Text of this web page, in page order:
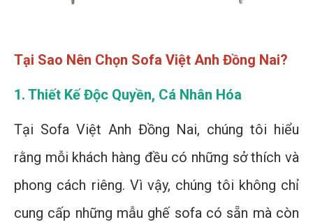
Tại Sao Nên Chọn Sofa Việt Anh Đồng Nai?
1. Thiết Kế Độc Quyền, Cá Nhân Hóa
Tại Sofa Việt Anh Đồng Nai, chúng tôi hiểu
rằng mỗi khách hàng đều có những sở thích và
phong cách riêng. Vì vậy, chúng tôi không chỉ
cung cấp những mẫu ghế sofa có sẵn mà còn